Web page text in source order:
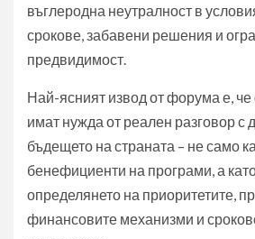
въглеродна неутралност в
срокове, забавени решения и
предвидимост.
Най-ясният извод от форума е, че
имат нужда от реален разговор с
бъдещето на страната – не само
бенефициенти на програми, а
определянето на приоритетите,
финансовите механизми и